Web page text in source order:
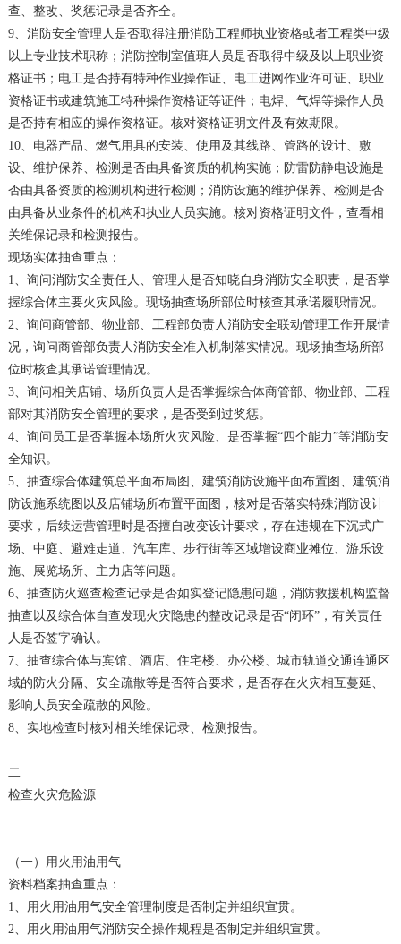
查、整改、奖惩记录是否齐全。
9、消防安全管理人是否取得注册消防工程师执业资格或者工程类中级
以上专业技术职称；消防控制室值班人员是否取得中级及以上职业资
格证书；电工是否持有特种作业操作证、电工进网作业许可证、职业
资格证书或建筑施工特种操作资格证等证件；电焊、气焊等操作人员
是否持有相应的操作资格证。核对资格证明文件及有效期限。
10、电器产品、燃气用具的安装、使用及其线路、管路的设计、敷
设、维护保养、检测是否由具备资质的机构实施；防雷防静电设施是
否由具备资质的检测机构进行检测；消防设施的维护保养、检测是否
由具备从业条件的机构和执业人员实施。核对资格证明文件，查看相
关维保记录和检测报告。
现场实体抽查重点：
1、询问消防安全责任人、管理人是否知晓自身消防安全职责，是否掌
握综合体主要火灾风险。现场抽查场所部位时核查其承诺履职情况。
2、询问商管部、物业部、工程部负责人消防安全联动管理工作开展情
况，询问商管部负责人消防安全准入机制落实情况。现场抽查场所部
位时核查其承诺管理情况。
3、询问相关店铺、场所负责人是否掌握综合体商管部、物业部、工程
部对其消防安全管理的要求，是否受到过奖惩。
4、询问员工是否掌握本场所火灾风险、是否掌握“四个能力”等消防安
全知识。
5、抽查综合体建筑总平面布局图、建筑消防设施平面布置图、建筑消
防设施系统图以及店铺场所布置平面图，核对是否落实特殊消防设计
要求，后续运营管理时是否擅自改变设计要求，存在违规在下沉式广
场、中庭、避难走道、汽车库、步行街等区域增设商业摊位、游乐设
施、展览场所、主力店等问题。
6、抽查防火巡查检查记录是否如实登记隐患问题，消防救援机构监督
抽查以及综合体自查发现火灾隐患的整改记录是否“闭环”，有关责任
人是否签字确认。
7、抽查综合体与宾馆、酒店、住宅楼、办公楼、城市轨道交通连通区
域的防火分隔、安全疏散等是否符合要求，是否存在火灾相互蔓延、
影响人员安全疏散的风险。
8、实地检查时核对相关维保记录、检测报告。
二
检查火灾危险源
（一）用火用油用气
资料档案抽查重点：
1、用火用油用气安全管理制度是否制定并组织宣贯。
2、用火用油用气消防安全操作规程是否制定并组织宣贯。